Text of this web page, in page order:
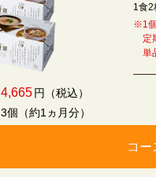
1食2
※1個
定
単
4,665 円（税込）
3個（約1ヵ月分）
コー